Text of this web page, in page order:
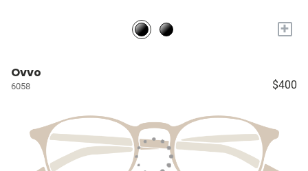
+
Ovvo
6058 $400